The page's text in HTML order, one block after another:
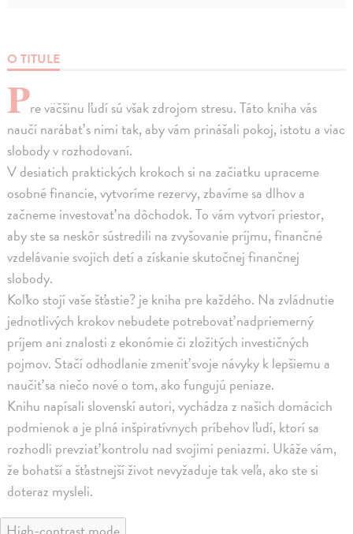
O TITULE
Pre väčšinu ľudí sú však zdrojom stresu. Táto kniha vás
naučí narábať s nimi tak, aby vám prinášali pokoj, istotu a viac
slobody v rozhodovaní.
V desiatich praktických krokoch si na začiatku upraceme
osobné financie, vytvoríme rezervy, zbavíme sa dlhov a
začneme investovať na dôchodok. To vám vytvorí priestor,
aby ste sa neskôr sústredili na zvyšovanie príjmu, finančné
vzdelávanie svojich detí a získanie skutočnej finančnej
slobody.
Koľko stojí vaše šťastie? je kniha pre každého. Na zvládnutie
jednotlivých krokov nebudete potrebovať nadpriemerný
príjem ani znalosti z ekonómie či zložitých investičných
pojmov. Stačí odhodlanie zmeniť svoje návyky k lepšiemu a
naučiť sa niečo nové o tom, ako fungujú peniaze.
Knihu napísali slovenskí autori, vychádza z našich domácich
podmienok a je plná inšpiratívnych príbehov ľudí, ktorí sa
rozhodli prevziať kontrolu nad svojimi peniazmi. Ukáže vám,
že bohatší a šťastnejší život nevyžaduje tak veľa, ako ste si
doteraz mysleli.